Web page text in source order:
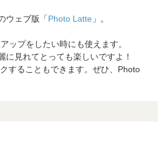
ウェブ版「Photo Latte 」。
ップをしたい時にも使えます。
見れてとっても楽しいですよ！
することもできます。ぜひ、Photo